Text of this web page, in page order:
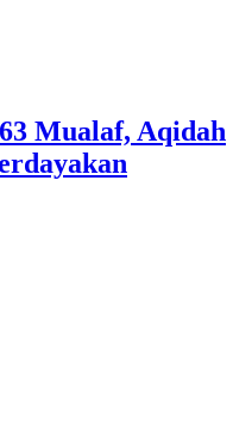
Mualaf, Aqidah